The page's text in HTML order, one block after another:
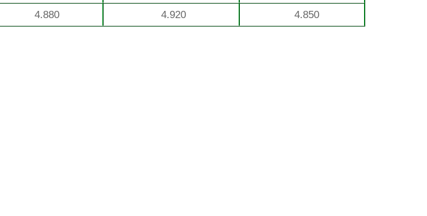
4.880 4.920 4.850